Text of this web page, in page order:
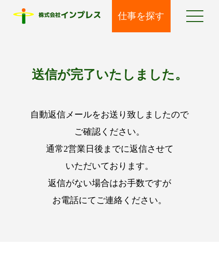
仕事を探す
送信が完了いたしました。
自動返信メールをお送り致しましたので
ご確認ください。
通常2営業日後までに返信させて
いただいております。
返信がない場合はお手数ですが
お電話にてご連絡ください。